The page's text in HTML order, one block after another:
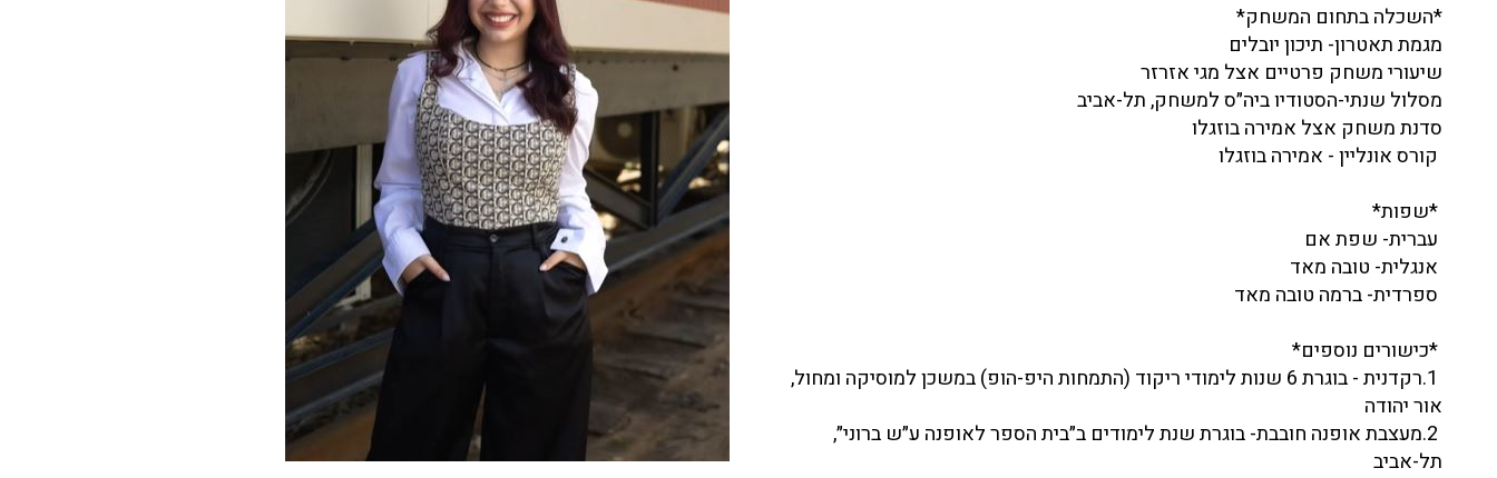
*השכלה בתחום המשחק*
מגמת תאטרון- תיכון יובלים
שיעורי משחק פרטיים אצל מגי אזרזר
מסלול שנתי-הסטודיו ביה״ס למשחק, תל-אביב
סדנת משחק אצל אמירה בוזגלו
קורס אונליין - אמירה בוזגלו
*שפות*
עברית- שפת אם
אנגלית- טובה מאד
ספרדית- ברמה טובה מאד
*כישורים נוספים*
1.רקדנית - בוגרת 6 שנות לימודי ריקוד (התמחות היפ-הופ) במשכן למוסיקה ומחול,
אור יהודה
2.מעצבת אופנה חובבת- בוגרת שנת לימודים ב״בית הספר לאופנה ע״ש ברוני״,
תל-אביב